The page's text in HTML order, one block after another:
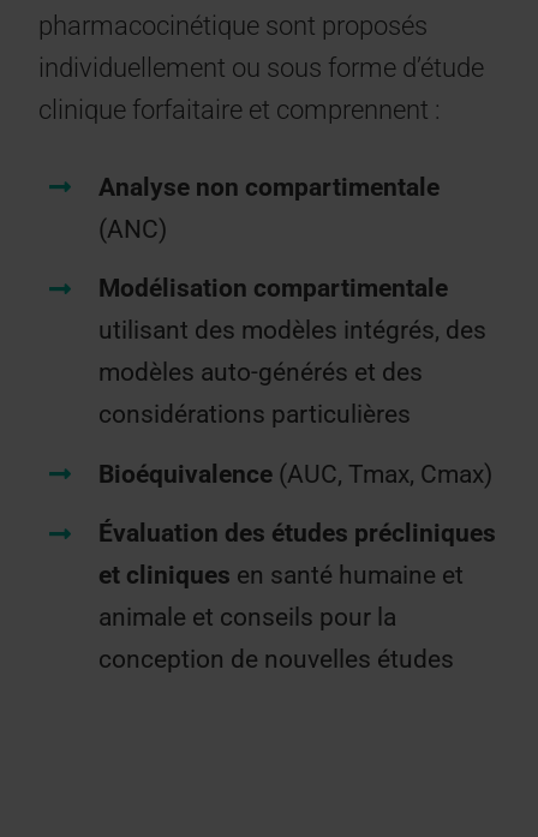
pharmacocinétique sont proposés
individuellement ou sous forme d’étude
clinique forfaitaire et comprennent :
Analyse non compartimentale
(ANC)
Modélisation compartimentale
utilisant des modèles intégrés, des
modèles auto-générés et des
considérations particulières
Bioéquivalence(AUC, Tmax, Cmax)
Évaluation des études précliniques
et cliniques en santé humaine et
animale et conseils pour la
conception de nouvelles études